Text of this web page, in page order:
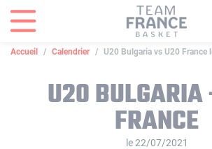
Accueil Calendrier U20 Bulgaria vs U20 France
U20
FRANCE
le 22/07/2021
Panneau de gestion des cookies